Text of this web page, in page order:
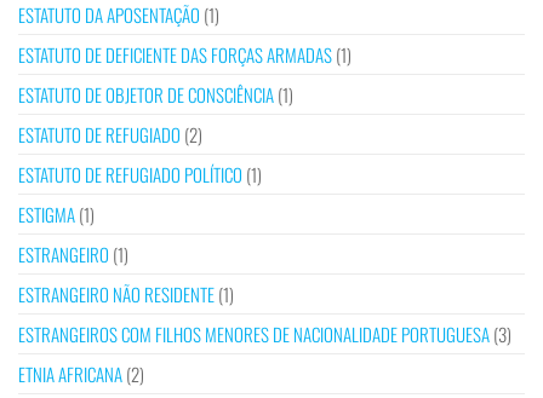
ESTATUTO DA APOSENTAÇÃO (1)
ESTATUTO DE DEFICIENTE DAS FORÇAS ARMADAS(1)
ESTATUTO DE OBJETOR DE CONSCIÊNCIA(1)
ESTATUTO DE REFUGIADO (2)
ESTATUTO DE REFUGIADO POLÍTICO (1)
ESTIGMA(1)
ESTRANGEIRO (1)
ESTRANGEIRO NÃO RESIDENTE(1)
ESTRANGEIROS COM FILHOS MENORES DE NACIONALIDADE PORTUGUESA(3)
ETNIA AFRICANA(2)